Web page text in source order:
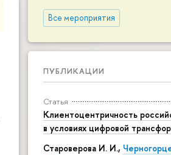
Все мероприятия
ПУБЛИКАЦИИ
Статья
Клиентоцентричность
в условиях цифровой
Староверова И. И.,